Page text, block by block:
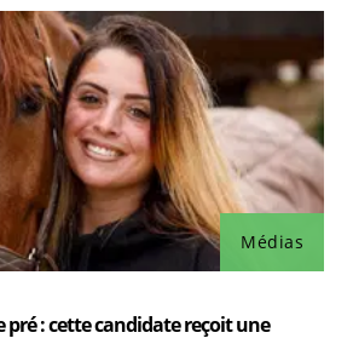
Médias
pré : cette candidate reçoit une